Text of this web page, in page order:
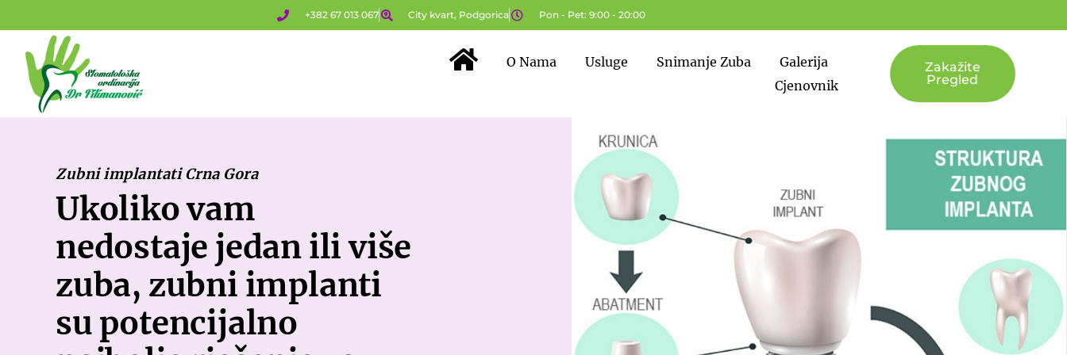
+382 67 013 067 City kvart, Podgorica Pon - Pet: 9:00 - 20:00
Početna Stranica
O Nama Usluge Snimanje Zuba
Galerija
Cjenovnik
Zakažite
Pregled
Zubni implantati Crna Gora
Ukoliko vam
nedostaje jedan ili više
zuba, zubni implanti
su potencijalno